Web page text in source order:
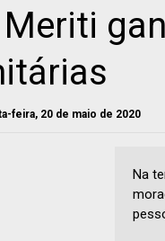
feira, 20 de maio de 2020
Na